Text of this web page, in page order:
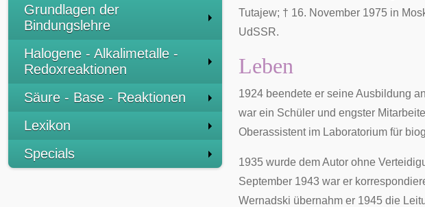
Grundlagen der
Bindungslehre
Halogene - Alkalimetalle -
Redoxreaktionen
Säure - Base - Reaktionen
Lexikon
Specials
Tutajew; † 16. November 1975 in
UdSSR.
Leben
1924 beendete er seine Ausbildung
war ein Schüler und engster
Oberassistent im Laboratorium für
1935 wurde dem Autor ohne
September 1943 war er
Wernadski übernahm er 1945 die